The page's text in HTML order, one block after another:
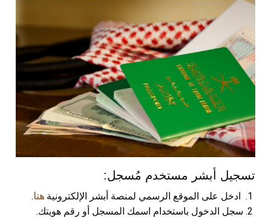
تسجيل أبشر مستخدم مُسجل:
ادخل على الموقع الرسمي لمنصة أبشر الإلكترونية هنا.
سجل الدخول باستخدام اسمك المسجل أو رقم هويتك.